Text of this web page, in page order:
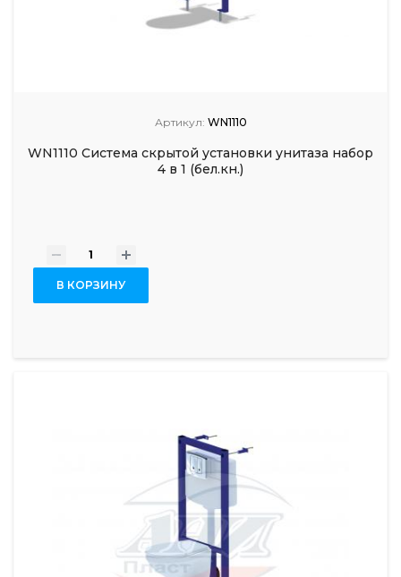
Артикул: WN1110
WN1110 Система скрытой установки унитаза набор
4 в 1 (бел.кн.)
- +
В КОРЗИНУ